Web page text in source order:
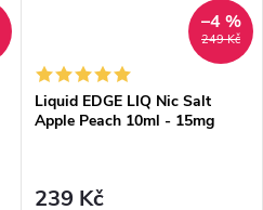
249 Kč
–4 %
Liquid EDGE LIQ Nic Salt
Apple Peach 10ml - 15mg
239 Kč